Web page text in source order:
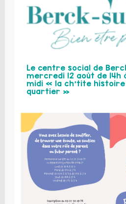
Le centre social de
mercredi 12 août de 14h
midi « la ch’tite histoire
quartier »